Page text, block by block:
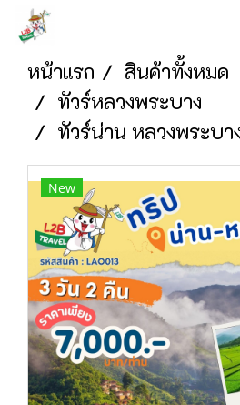
หน้าแรก
สินค้าทั้งหมด
ทัวร์หลวงพระบาง
ทัวร์น่าน หลวงพระบ
New